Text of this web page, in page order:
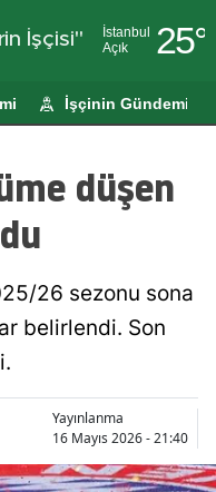
İşçisi"
İstanbul
Açık
25°
Adıyaman
Ağrı
Ankara
Antalya
Aydın
Balıkesir
İşçinin Gündemi
düşen
26 sezonu sona
belirlendi. Son
Yayınlanma
16 Mayıs 2026 - 21:40